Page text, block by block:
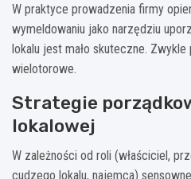
W praktyce prowadzenia firmy
wymeldowaniu jako narzędziu
lokalu jest mało skuteczne.
wielotorowe.
Strategie
lokalowej
W zależności od roli (właściciel,
cudzego lokalu, najemca)